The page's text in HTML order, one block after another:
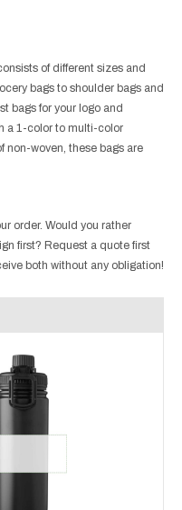
of different sizes and
bags to shoulder bags and
bags for your logo and
a 1-color to multi-color
non-woven, these bags are
order. Would you rather
first? Request a quote first
both without any obligation!